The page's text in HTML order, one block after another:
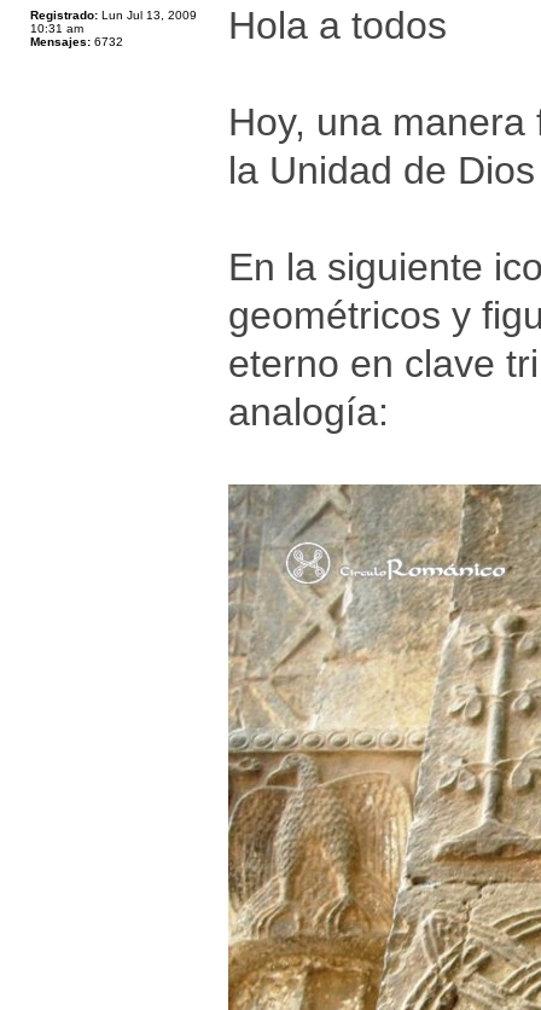
Registrado: Lun Jul 13, 2009
10:31 am
Mensajes: 6732 Hola a todos
Hoy, una
la Unidad de
En la siguiente
geométricos y
eterno en clave
analogía: